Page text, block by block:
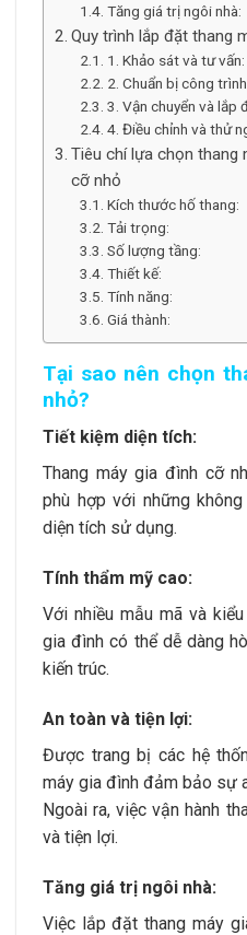
Tăng giá trị ngôi nhà:
Quy trình lắp đặt thang
1. Khảo sát và tư vấn:
2. Chuẩn bị công
3. Vận chuyển và lắp
4. Điều chỉnh và thử
Tiêu chí lựa chọn thang
cỡ nhỏ
Kích thước hố thang:
Tải trọng:
Số lượng tầng:
Thiết kế:
Tính năng:
Giá thành:
Tại sao nên chọn
nhỏ?
Tiết kiệm diện tích:
Thang máy gia đình cỡ
phù hợp với những
diện tích sử dụng.
Tính thẩm mỹ cao:
Với nhiều mẫu mã và
gia đình có thể dễ dàng
kiến trúc.
An toàn và tiện lợi:
Được trang bị các hệ
máy gia đình đảm bảo sự
Ngoài ra, việc vận hành
và tiện lợi.
Tăng giá trị ngôi nhà:
Việc lắp đặt thang máy